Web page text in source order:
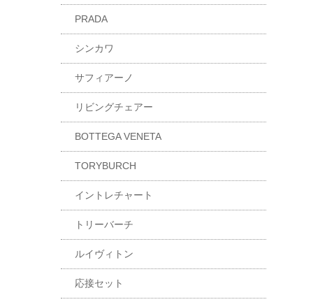
PRADA
シンカワ
サフィアーノ
リビングチェアー
BOTTEGA VENETA
TORYBURCH
イントレチャート
トリーバーチ
ルイヴィトン
応接セット